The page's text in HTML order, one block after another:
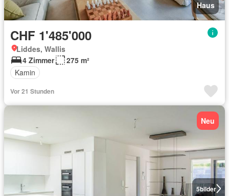
Haus
CHF 1'485'000
Liddes, Wallis
4 Zimmer
275 m²
Kamin
Vor 21 Stunden
5bilder
Neu